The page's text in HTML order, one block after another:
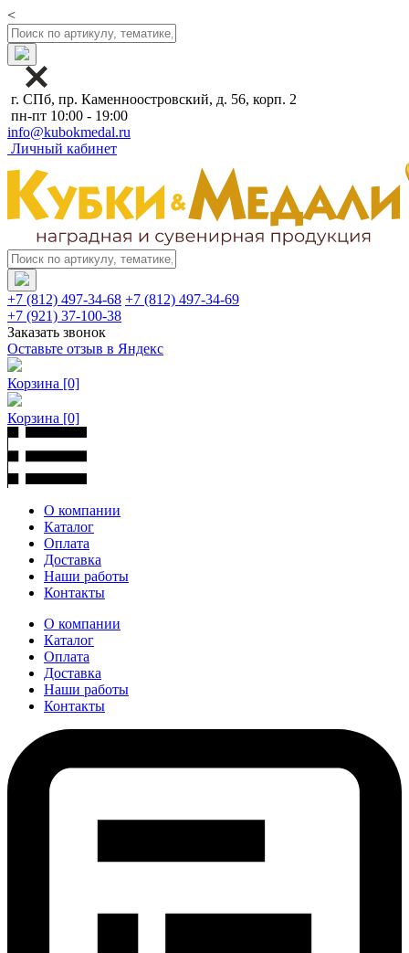
<
г. СПб, пр. Каменноостровский, д. 56, корп. 2
пн-пт 10:00 - 19:00
info@kubokmedal.ru
Личный кабинет
+7 (812) 497-34-68 +7 (812) 497-34-69
+7 (921) 37-100-38
Заказать звонок
Оставьте отзыв в Яндекс
Корзина [0]
Корзина [0]
О компании
Каталог
Оплата
Доставка
Наши работы
Контакты
О компании
Каталог
Оплата
Доставка
Наши работы
Контакты